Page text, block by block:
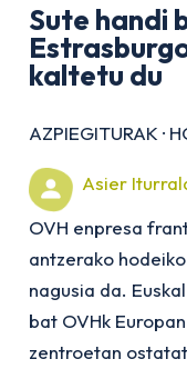
Sute handi
kaltetu du
AZPIEGITURAK ·
Asier
OVH enpresa
antzerako
nagusia da.
bat OVHk
zentroetan